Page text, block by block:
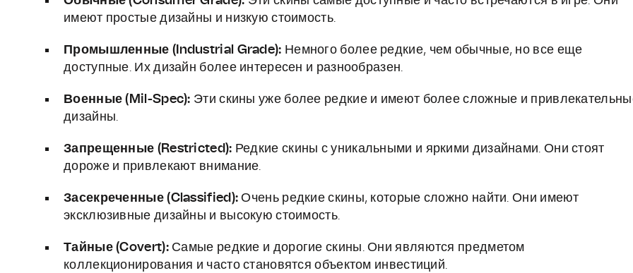
имеют простые дизайны и низкую стоимость.
Промышленные (Industrial Grade): Немного более редкие, чем обычные, но все еще
доступные. Их дизайн более интересен и разнообразен.
Военные (Mil-Spec): Эти скины уже более редкие и имеют более сложные и
дизайны.
Запрещенные (Restricted): Редкие скины с уникальными и яркими дизайнами. Они стоят
дороже и привлекают внимание.
Засекреченные (Classified): Очень редкие скины, которые сложно найти. Они имеют
эксклюзивные дизайны и высокую стоимость.
Тайные (Covert):Самые редкие и дорогие скины. Они являются предметом
коллекционирования и часто становятся объектом инвестиций.